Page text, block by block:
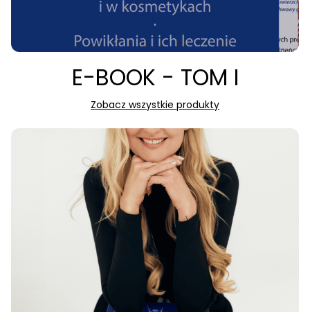
E-BOOK - TOM I
Zobacz wszystkie produkty